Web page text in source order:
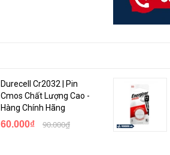
Durecell Cr2032 | Pin
Cmos Chất Lượng Cao -
Hàng Chính Hãng
60.000₫ 90.000₫